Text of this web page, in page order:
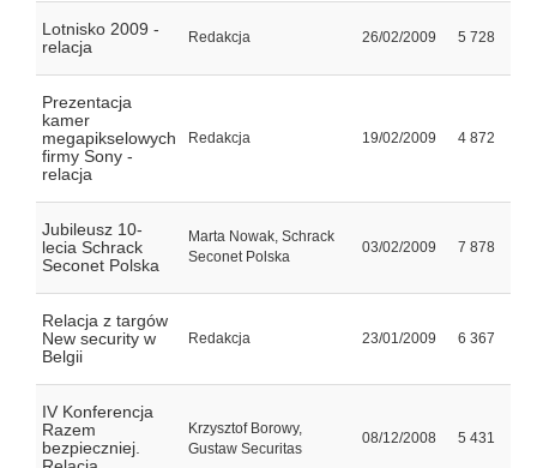
Lotnisko 2009 -
relacja
Redakcja 26/02/2009 5 728
Prezentacja
kamer
megapikselowych
firmy Sony -
relacja
Redakcja 19/02/2009 4 872
Jubileusz 10-
lecia Schrack
Seconet Polska
Marta Nowak, Schrack
Seconet Polska
03/02/2009 7 878
Relacja z targów
New security w
Belgii
Redakcja 23/01/2009 6 367
IV Konferencja
Razem
bezpieczniej.
Krzysztof Borowy,
Gustaw Securitas
08/12/2008 5 431